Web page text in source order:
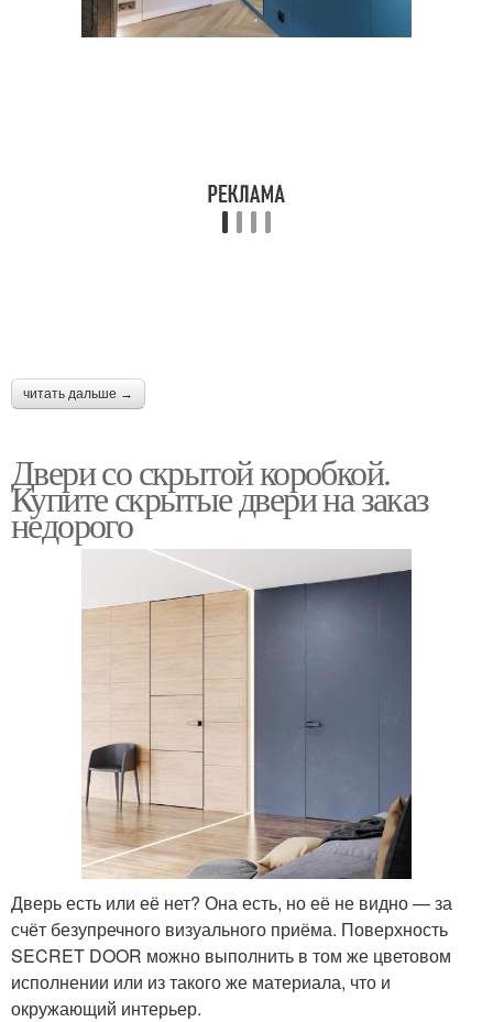
читать дальше →
Двери со скрытой коробкой.
Купите скрытые двери на заказ
недорого
Дверь есть или её нет? Она есть, но её не видно — за
счёт безупречного визуального приёма. Поверхность
SECRET DOOR можно выполнить в том же цветовом
исполнении или из такого же материала, что и
окружающий интерьер.